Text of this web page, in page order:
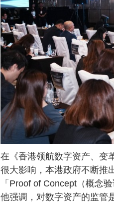
在《香港领航数字资产、变
很大影响，本港政府不断推
「Proof of Concept（概念
他强调，对数字资产的监管